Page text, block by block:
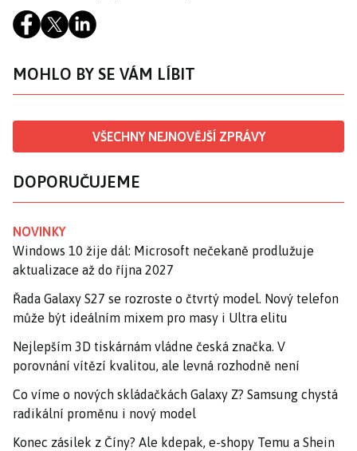
MOHLO BY SE VÁM LÍBIT
VŠECHNY NEJNOVĚJŠÍ ZPRÁVY
DOPORUČUJEME
NOVINKY
Windows 10 žije dál: Microsoft nečekaně prodlužuje
aktualizace až do října 2027
Řada Galaxy S27 se rozroste o čtvrtý model. Nový telefon
může být ideálním mixem pro masy i Ultra elitu
Nejlepším 3D tiskárnám vládne česká značka. V
porovnání vítězí kvalitou, ale levná rozhodně není
Co víme o nových skládačkách Galaxy Z? Samsung chystá
radikální proměnu i nový model
Konec zásilek z Číny? Ale kdepak, e-shopy Temu a Shein